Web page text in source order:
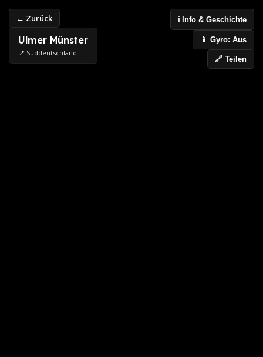
← Zurück
Ulmer Münster
📍 Süddeutschland
ℹ️ Info & Geschichte
📱 Gyro: Aus
🔗 Teilen